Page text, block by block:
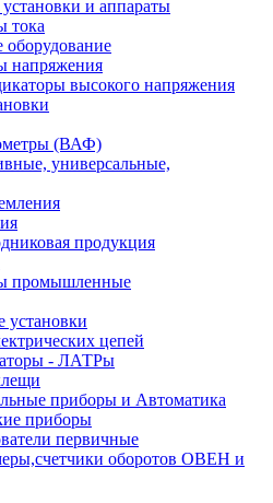
и аппараты
тока
оборудование
напряжения
высокого напряжения
(ВАФ)
универсальные,
продукция
промышленные
установки
цепей
- ЛАТРы
приборы и Автоматика
приборы
первичные
оборотов ОВЕН и